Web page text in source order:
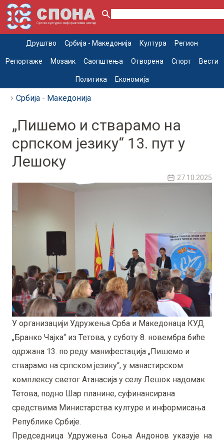
Друштво Србија - Македонија Култура Регион
Репортаже Мозаик Саопштења Отворена Спорт Вести
Политика Економија
Србија - Македонија
„Пишемо и стварамо на
српском језику“ 13. пут у
Лешоку
27.10.2025
У организацији Удружења Срба и Македонаца КУД
„Бранко Чајка“ из Тетова, у суботу 8. новембра биће
одржана 13. по реду манифестација „Пишемо и
стварамо на српском језику“, у манастирском
комплексу светог Атанасија у селу Лешок надомак
Тетова, подно Шар планине, суфинансирана
средствима Министарства културе и информисања
Републике Србије.
Председница Удружења Соња Андонов указује на